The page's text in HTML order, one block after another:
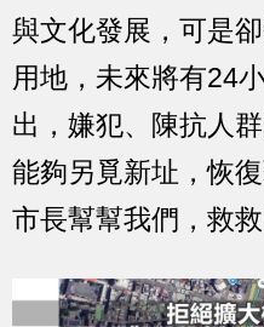
與文化發展，可是
用地，未來將有24
出，嫌犯、陳抗人
能夠另覓新址，恢
市長幫幫我們，救